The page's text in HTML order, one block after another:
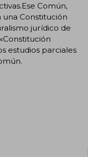
Común,
Constitución
jurídico de
estudios parciales